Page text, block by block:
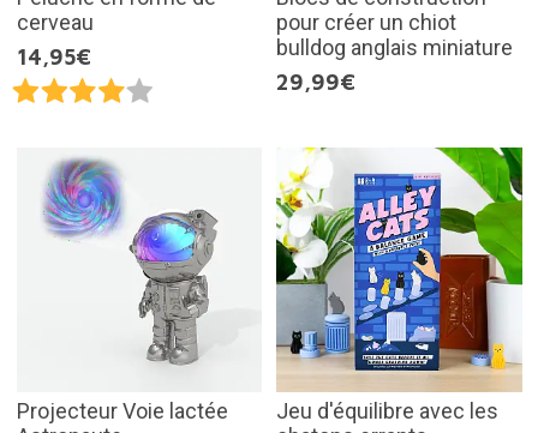
cerveau
14,95€
pour créer un chiot
bulldog anglais miniature
29,99€
Projecteur Voie lactée
Jeu d'équilibre avec les